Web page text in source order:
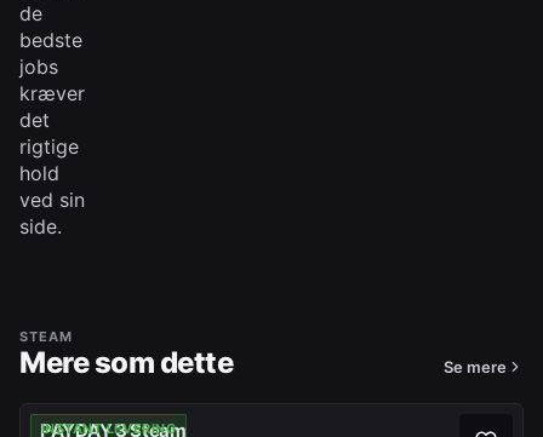
de
bedste
jobs
kræver
det
rigtige
hold
ved sin
side.
STEAM
Mere som dette Se mere
INSTANT LEVERING
PAYDAY 3 Steam